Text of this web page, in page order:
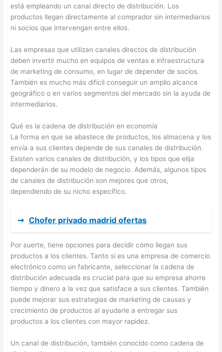
está empleando un canal directo de distribución. Los
productos llegan directamente al comprador sin intermediarios
ni socios que intervengan entre ellos.
Las empresas que utilizan canales directos de distribución
deben invertir mucho en equipos de ventas e infraestructura
de marketing de consumo, en lugar de depender de socios.
También es mucho más difícil conseguir un amplio alcance
geográfico o en varios segmentos del mercado sin la ayuda de
intermediarios.
Qué es la cadena de distribución en economía
La forma en que se abastece de productos, los almacena y los
envía a sus clientes depende de sus canales de distribución.
Existen varios canales de distribución, y los tipos que elija
dependerán de su modelo de negocio. Además, algunos tipos
de canales de distribución son mejores que otros,
dependiendo de su nicho específico.
➞ Chofer privado madrid ofertas
Por suerte, tiene opciones para decidir cómo llegan sus
productos a los clientes. Tanto si es una empresa de comercio
electrónico como un fabricante, seleccionar la cadena de
distribución adecuada es crucial para que su empresa ahorre
tiempo y dinero a la vez que satisface a sus clientes. También
puede mejorar sus estrategias de marketing de causas y
crecimiento de productos al ayudarle a entregar sus
productos a los clientes con mayor rapidez.
Un canal de distribución, también conocido como cadena de